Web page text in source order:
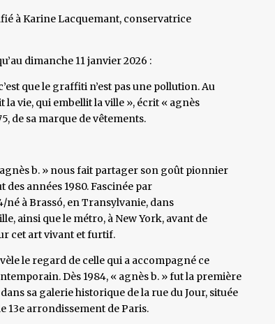
à Karine Lacquemant, conservatrice
dimanche 11 janvier 2026 :
que le graffiti n’est pas une pollution. Au
la vie, qui embellit la ville », écrit « agnès
de sa marque de vêtements.
b. » nous fait partager son goût pionnier
années 1980. Fascinée par
né à Brassó, en Transylvanie, dans
ainsi que le métro, à New York, avant de
cet art vivant et furtif.
le regard de celle qui a accompagné ce
Dès 1984, « agnès b. » fut la première
sa galerie historique de la rue du Jour, située
13e arrondissement de Paris.